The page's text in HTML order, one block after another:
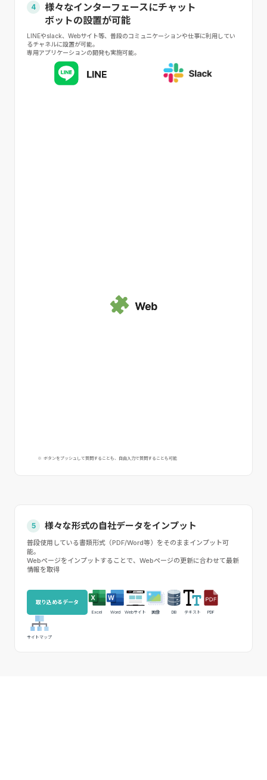
4
様々なインターフェースにチャット
ボットの設置が可能
⁩LINEやslack、Webサイト等、普段のコミュニケーションや仕事に利用してい
るチャネルに設置が可能。
専用アプリケーションの開発も実施可能。
※ ボタンをプッシュして質問することも、自由入力で質問することも可能
5 様々な形式の自社データをインプット
普段使用している書類形式（PDF/Word等）をそのままインプット可
能。
Webページをインプットすることで、Webページの更新に合わせて最新
情報を取得
取り込めるデータ
Excel Word Webサイト 画像 DB テキスト PDF
サイトマップ